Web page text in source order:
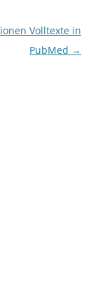
Volltexte in
PubMed →